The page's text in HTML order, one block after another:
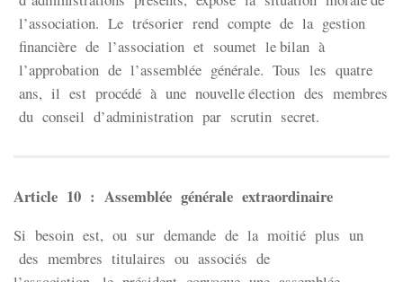
l’association. Le trésorier rend compte de la gestion
financière de l’association et soumet le bilan à
l’approbation de l’assemblée générale. Tous les quatre
ans, il est procédé à une nouvelle élection des membres
du conseil d’administration par scrutin secret.
Article 10 : Assemblée générale extraordinaire
Si besoin est, ou sur demande de la moitié plus un
des membres titulaires ou associés de